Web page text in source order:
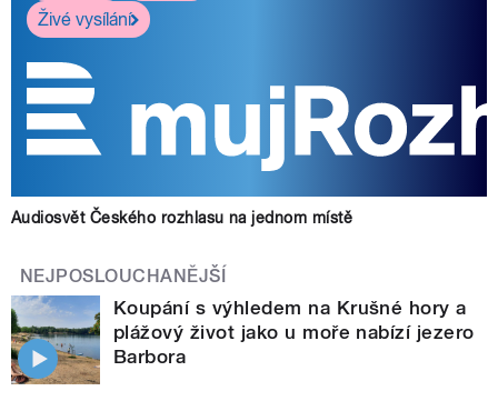
Živé vysílání
Audiosvět Českého rozhlasu na jednom místě
NEJPOSLOUCHANĚJŠÍ
Koupání s výhledem na Krušné hory a
plážový život jako u moře nabízí jezero
Barbora